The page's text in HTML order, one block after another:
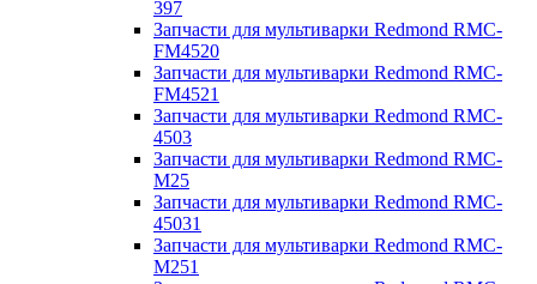
397
Запчасти для мультиварки Redmond RMC-
FM4520
Запчасти для мультиварки Redmond RMC-
FM4521
Запчасти для мультиварки Redmond RMC-
4503
Запчасти для мультиварки Redmond RMC-
M25
Запчасти для мультиварки Redmond RMC-
45031
Запчасти для мультиварки Redmond RMC-
M251